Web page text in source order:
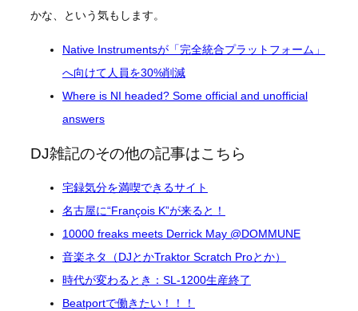
かな、という気もします。
Native Instrumentsが「完全統合プラットフォーム」
へ向けて人員を30%削減
Where is NI headed? Some official and unofficial
answers
DJ雑記のその他の記事はこちら
宅録気分を満喫できるサイト
名古屋に“François K”が来ると！
10000 freaks meets Derrick May @DOMMUNE
音楽ネタ（DJとかTraktor Scratch Proとか）
時代が変わるとき：SL-1200生産終了
Beatportで働きたい！！！